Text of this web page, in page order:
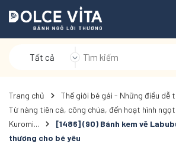
Tất cả
Trang chủ
Thế giới bé gái - Những điều dễ
Từ nàng tiên cá, công chúa, đến hoạt hình
Kuromi...
[1486] (90) Bánh kem vẽ
thương cho bé yêu